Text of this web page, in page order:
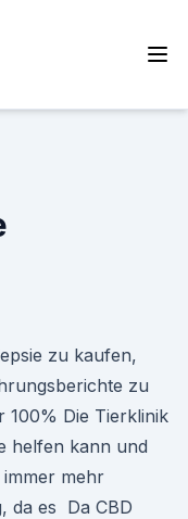
zu kaufen,
zu
100% Die Tierklinik
helfen kann und
immer mehr
da es Da CBD